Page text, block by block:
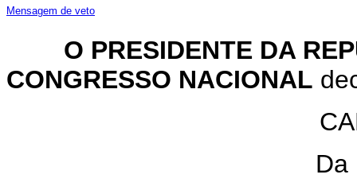
Mensagem de veto
O PRESIDENTE DA
CONGRESSO NACIONAL
Da